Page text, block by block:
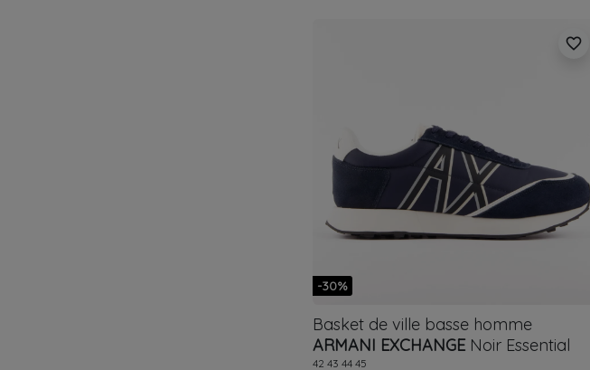
favorite_border
-30%
Basket de ville basse homme
ARMANI EXCHANGE Noir Essential
42 43 44 45